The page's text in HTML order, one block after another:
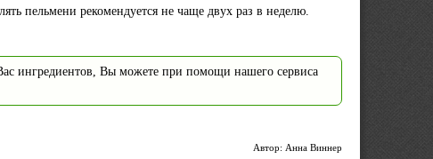
пельмени рекомендуется не чаще двух раз в неделю.
ингредиентов, Вы можете при помощи нашего сервиса
Автор: Анна Виннер